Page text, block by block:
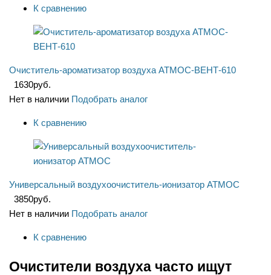
К сравнению
Очиститель-ароматизатор воздуха АТМОС-ВЕНТ-610
1630руб.
Нет в наличии Подобрать аналог
К сравнению
Универсальный воздухоочиститель-ионизатор АТМОС
3850руб.
Нет в наличии Подобрать аналог
К сравнению
Очистители воздуха часто ищут